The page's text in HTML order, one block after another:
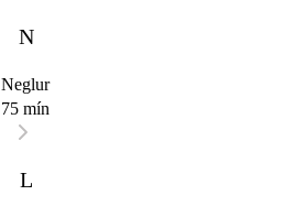
N
Neglur
75 mín
L